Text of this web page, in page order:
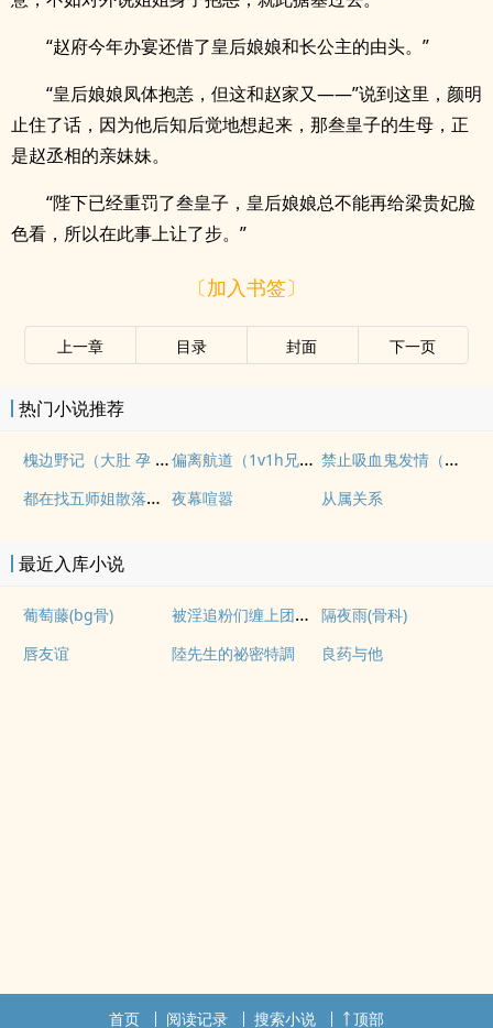
“赵府今年办宴还借了皇后娘娘和长公主的由头。”
“皇后娘娘凤体抱恙，但这和赵家又——”说到这里，颜明
止住了话，因为他后知后觉地想起来，那叁皇子的生母，正
是赵丞相的亲妹妹。
“陛下已经重罚了叁皇子，皇后娘娘总不能再给梁贵妃脸
色看，所以在此事上让了步。”
〔加入书签〕
上一章 目录 封面 下一页
热门小说推荐
槐边野记（大肚 孕 甜甜 肉文 ） 偏离航道（1v1h兄妹骨科bg）
禁止吸血鬼发情（姐狗高H 1v1）
都在找五师姐散落的法宝 夜幕喧嚣 从属关系
最近入库小说
葡萄藤(bg骨) 被淫追粉们缠上团播女主播(露出NPH)
隔夜雨(骨科)
唇友谊
陸先生的祕密特調 良药与他
首页 阅读记录 搜索小说 顶部